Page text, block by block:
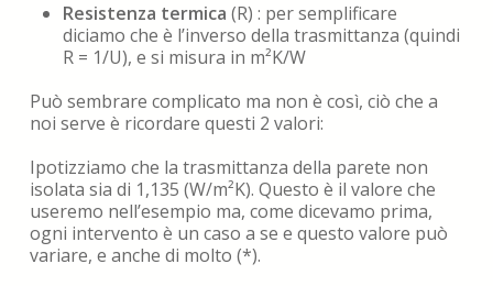
Resistenza termica (R) : per semplificare
diciamo che è l’inverso della trasmittanza (quindi
R = 1/U), e si misura in m²K/W
Può sembrare complicato ma non è così, ciò che a
noi serve è ricordare questi 2 valori:
Ipotizziamo che la trasmittanza della parete non
isolata sia di 1,135 (W/m²K). Questo è il valore che
useremo nell’esempio ma, come dicevamo prima,
ogni intervento è un caso a se e questo valore può
variare, e anche di molto (*).